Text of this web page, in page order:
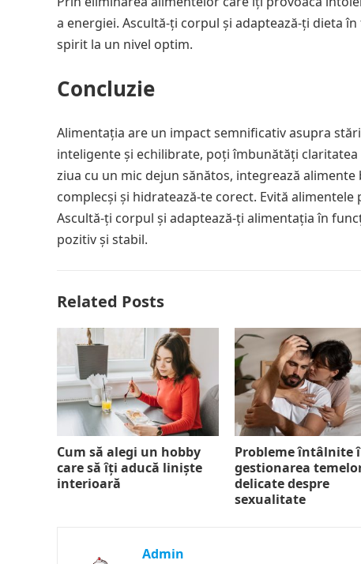
a energiei. Ascultă-ți corpul și adaptează-ți dieta
spirit la un nivel optim.
Concluzie
Alimentația are un impact semnificativ asupra
inteligente și echilibrate, poți îmbunătăți
ziua cu un mic dejun sănătos, integrează
complecși și hidratează-te corect. Evită
Ascultă-ți corpul și adaptează-ți alimentația în
pozitiv și stabil.
Related Posts
Cum să alegi un hobby
care să îți aducă liniște
interioară
Probleme întâlnite
gestionarea
delicate despre
sexualitate
Admin